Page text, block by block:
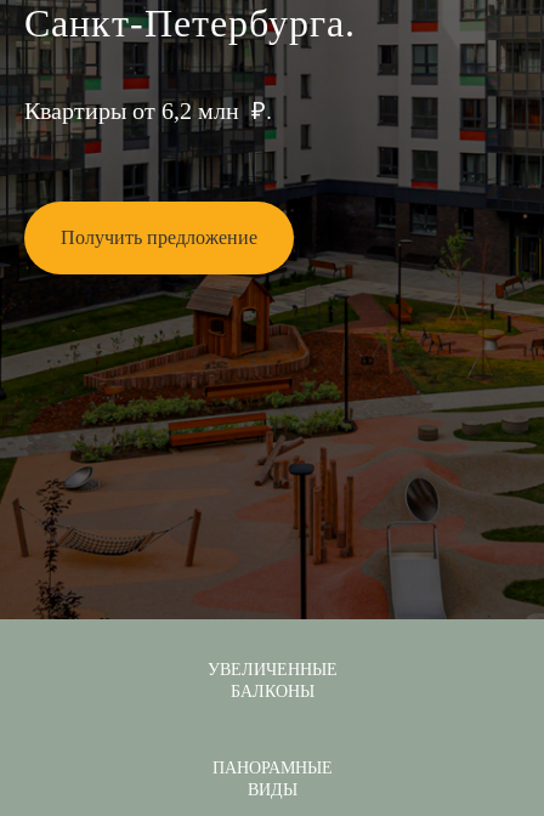
Санкт-Петербурга.
Квартиры от 6,2 млн ₽.
Получить предложение
УВЕЛИЧЕННЫЕ
БАЛКОНЫ
ПАНОРАМНЫЕ
ВИДЫ